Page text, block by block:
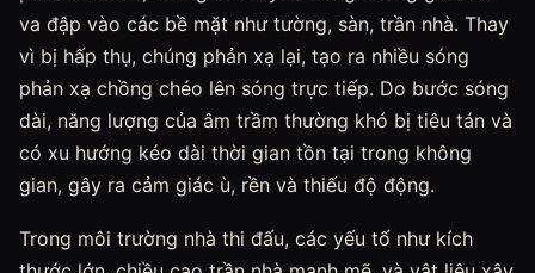
va đập vào các bề mặt như tường, sàn, trần nhà. Thay
vì bị hấp thụ, chúng phản xạ lại, tạo ra nhiều sóng
phản xạ chồng chéo lên sóng trực tiếp. Do bước sóng
dài, năng lượng của âm trầm thường khó bị tiêu tán và
có xu hướng kéo dài thời gian tồn tại trong không
gian, gây ra cảm giác ù, rền và thiếu độ động.
Trong môi trường nhà thi đấu, các yếu tố như kích